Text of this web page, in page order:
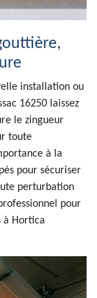
installation ou
16250 laissez
le zingueur
toute
à la
pour sécuriser
perturbation
pour
à Hortica